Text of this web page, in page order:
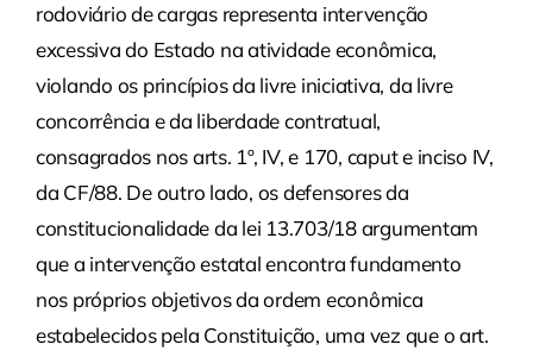
rodoviário de cargas representa intervenção
excessiva do Estado na atividade econômica,
violando os princípios da livre iniciativa, da livre
concorrência e da liberdade contratual,
consagrados nos arts. 1º, IV, e 170, caput e inciso IV,
da CF/88. De outro lado, os defensores da
constitucionalidade da lei 13.703/18 argumentam
que a intervenção estatal encontra fundamento
nos próprios objetivos da ordem econômica
estabelecidos pela Constituição, uma vez que o art.